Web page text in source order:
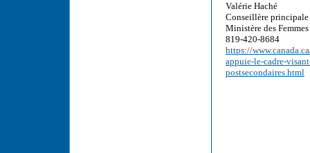
Valérie Haché
Conseillère
Ministère des
819-420-8684
https://
appuie-le-cadre-
postsecondaires.html